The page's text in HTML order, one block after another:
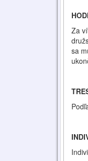
Za
sa